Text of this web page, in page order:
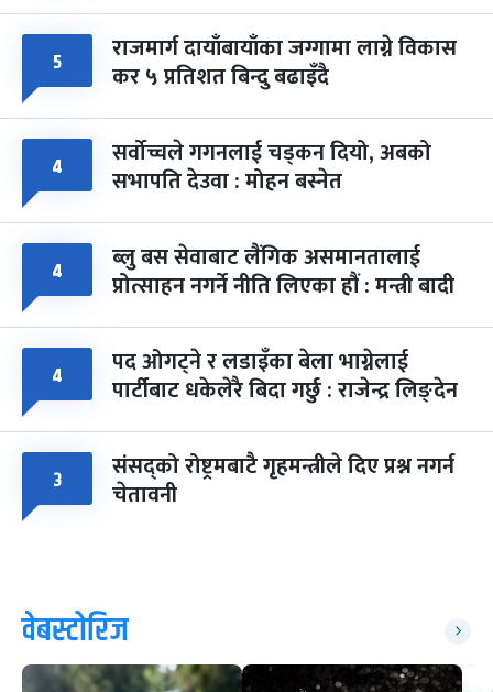
५ राजमार्ग दायाँबायाँका जग्गामा लाग्ने विकास
कर ५ प्रतिशत बिन्दु बढाइँदै
४ सर्वोच्चले गगनलाई चड्कन दियो, अबको
सभापति देउवा : मोहन बस्नेत
४ ब्लु बस सेवाबाट लैंगिक असमानतालाई
प्रोत्साहन नगर्ने नीति लिएका हौं : मन्त्री बादी
४ पद ओगट्ने र लडाइँका बेला भाग्नेलाई
पार्टीबाट धकेलेरै बिदा गर्छु : राजेन्द्र लिङ्देन
३ संसद्को रोष्ट्रमबाटै गृहमन्त्रीले दिए प्रश्न नगर्न
चेतावनी
वेबस्टोरिज